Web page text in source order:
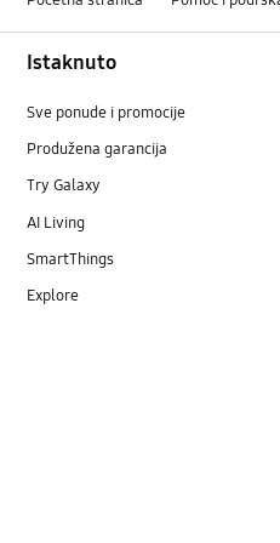
Istaknuto
Sve ponude i promocije
Produžena garancija
Try Galaxy
AI Living
SmartThings
Explore